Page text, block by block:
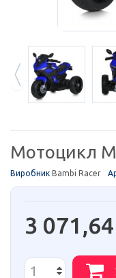
Мотоцикл
Виробник Bambi Racer
3